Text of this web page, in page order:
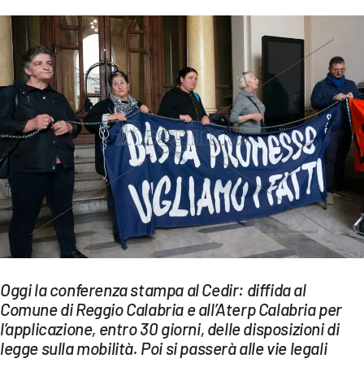
AMBIENTE
SOCIETÀ
CULTURA
ECONOMIA E LAVORO
EVENTI
SPORT
Streaming
LAC TV
LAC NETWORK
LAC ONAIR
Oggi la conferenza stampa al Cedir: diffida al
Comune di Reggio Calabria e all’Aterp Calabria per
l’applicazione, entro 30 giorni, delle disposizioni di
legge sulla mobilità. Poi si passerà alle vie legali